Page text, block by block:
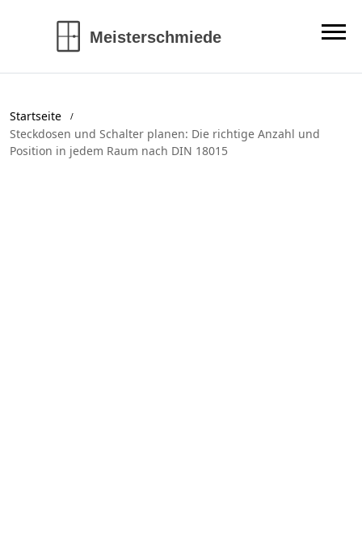
Startseite
Steckdosen und Schalter planen: Die richtige Anzahl und
Position in jedem Raum nach DIN 18015